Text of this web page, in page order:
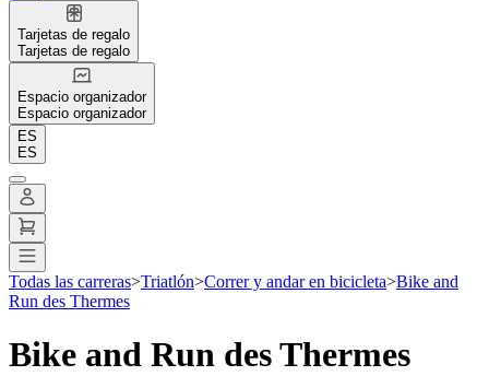
Tarjetas de regalo
Tarjetas de regalo
Espacio organizador
Espacio organizador
ES
ES
Todas las carreras>Triatlón>Correr y andar en bicicleta>Bike and
Run des Thermes
Bike and Run des Thermes